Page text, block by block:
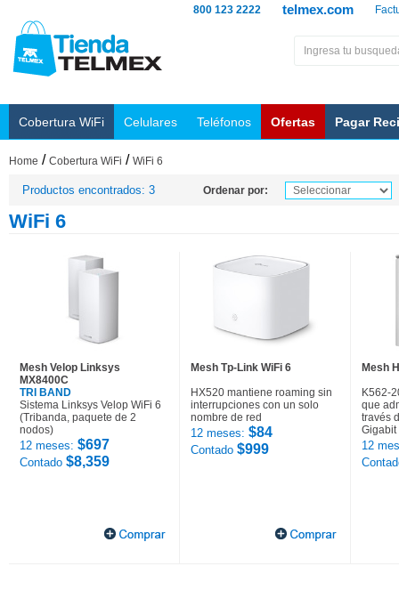
telmex.com
800 123 2222
Cobertura WiFi Celulares Teléfonos Ofertas Pagar
Home / Cobertura WiFi / WiFi 6
Productos encontrados: 3 Ordenar por:
WiFi 6
Mesh Velop Linksys
MX8400C
TRI BAND
Sistema Linksys Velop WiFi 6
(Tribanda, paquete de 2
nodos)
12 meses: $697
Contado $8,359
Mesh Tp-Link WiFi 6
HX520 mantiene roaming sin
interrupciones con un solo
nombre de red
12 meses: $84
Contado $999
Mesh
K562-
que
través
Gigabit
12